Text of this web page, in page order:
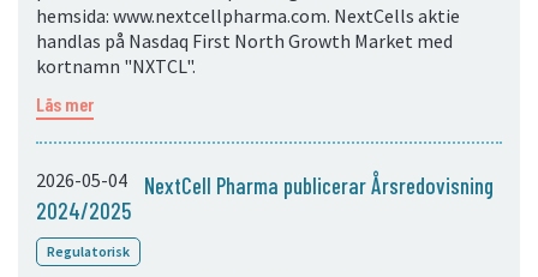
hemsida: www.nextcellpharma.com. NextCells aktie
handlas på Nasdaq First North Growth Market med
kortnamn "NXTCL".
Läs mer
2026-05-04
NextCell Pharma publicerar Årsredovisning
2024/2025
Regulatorisk